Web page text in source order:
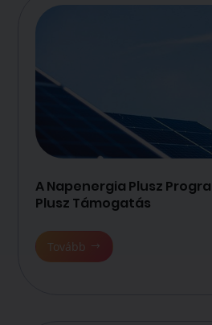
A Napenergia Plusz
Plusz Támogatás
Tovább